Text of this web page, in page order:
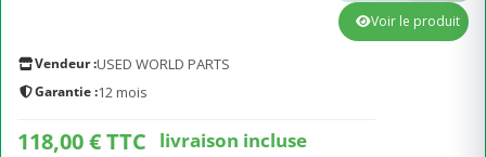
Vendeur :USED WORLD PARTS
Garantie :12 mois
118,00 € TTC livraison incluse
Voir le produit